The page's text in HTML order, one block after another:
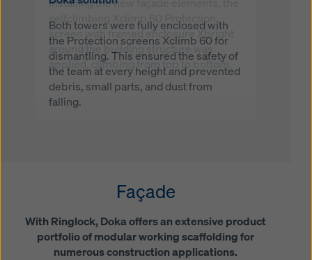
Both towers were fully enclosed with
the Protection screens Xclimb 60 for
dismantling. This ensured the safety of
the team at every height and prevented
debris, small parts, and dust from
falling.
installing the new façade elements, the
selfclimbing Xclimb 60 Protection
screen with framed enclosure Xbright
around the building structure was
applied, climbing from top to bottom.
down-climb Xclimb 60 Protection
screens. This system ensured the
safety of workers at all heights,
stopping falling debris, small parts and
dust.
Façade
With Ringlock, Doka offers an extensive product
portfolio of modular working scaffolding for
numerous construction applications.